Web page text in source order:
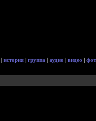
| история | группа | аудио | видео |